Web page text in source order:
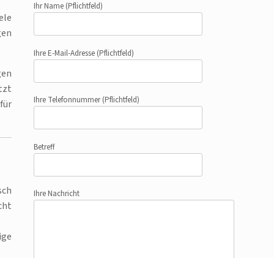
Ihr Name (Pflichtfeld)
Ihre E-Mail-Adresse (Pflichtfeld)
Ihre Telefonnummer(Pflichtfeld)
Betreff
Ihre Nachricht